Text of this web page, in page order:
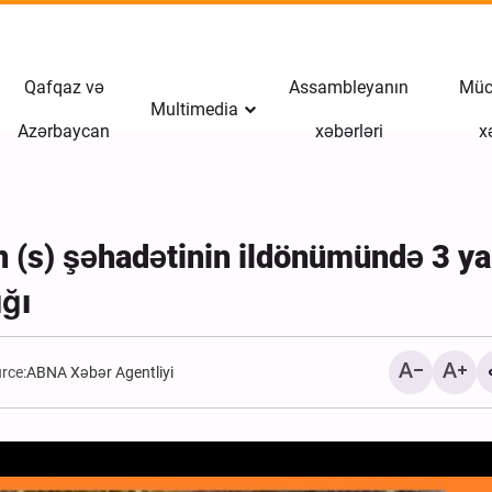
Qafqaz və
Azərbaycan
Multimedia
Assambleyanın
xəbərləri
(s) şəhadətinin ildönümündə 3
ABNA Xəbər Agentliyi
İranın Tamerçin